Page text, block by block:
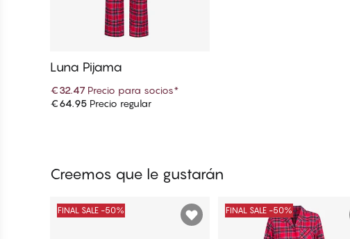
Añadir a la cesta
Luna Pijama
€32.47 Precio para socios*
€64.95 Precio regular
Creemos que le gustarán
FINAL SALE -50% FINAL SALE -50%